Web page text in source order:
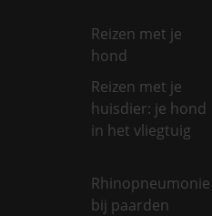
Reizen met je
hond
Reizen met je
huisdier: je hond
in het vliegtuig
Rhinopneumonie
bij paarden